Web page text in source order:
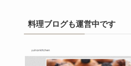
料理ブログも運営中です